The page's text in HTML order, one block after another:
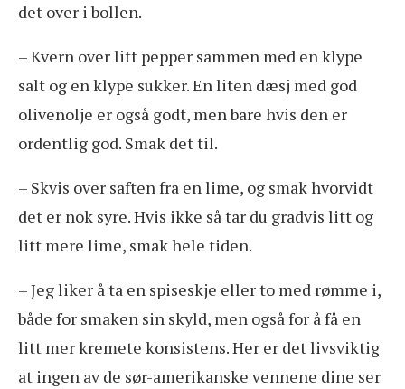
det over i bollen.
– Kvern over litt pepper sammen med en klype
salt og en klype sukker. En liten dæsj med god
olivenolje er også godt, men bare hvis den er
ordentlig god. Smak det til.
– Skvis over saften fra en lime, og smak hvorvidt
det er nok syre. Hvis ikke så tar du gradvis litt og
litt mere lime, smak hele tiden.
– Jeg liker å ta en spiseskje eller to med rømme i,
både for smaken sin skyld, men også for å få en
litt mer kremete konsistens. Her er det livsviktig
at ingen av de sør-amerikanske vennene dine ser